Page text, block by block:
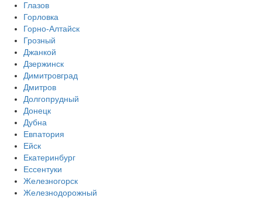
Глазов
Горловка
Горно-Алтайск
Грозный
Джанкой
Дзержинск
Димитровград
Дмитров
Долгопрудный
Донецк
Дубна
Евпатория
Ейск
Екатеринбург
Ессентуки
Железногорск
Железнодорожный